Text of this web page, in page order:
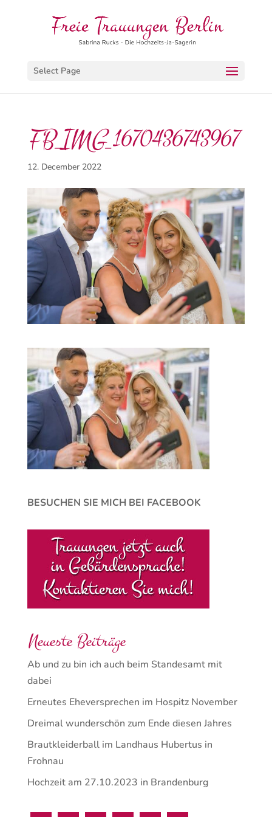
Select Page
FB_IMG_1670436743967
12. December 2022
BESUCHEN SIE MICH BEI FACEBOOK
Neueste Beiträge
Ab und zu bin ich auch beim Standesamt mit
dabei
Erneutes Eheversprechen im Hospitz November
Dreimal wunderschön zum Ende diesen Jahres
Brautkleiderball im Landhaus Hubertus in
Frohnau
Hochzeit am 27.10.2023 in Brandenburg